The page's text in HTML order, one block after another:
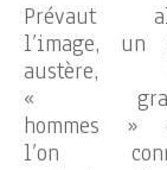
Prévaut
l’image, un
austère,
«
hommes »
l’on